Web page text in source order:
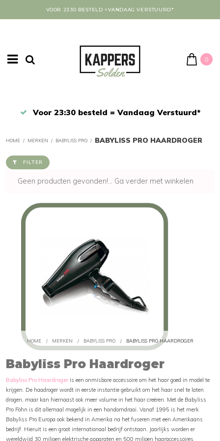
VOOR 23:30 BESTELD =VANDAAG VERSTUURD*
0
Afrekenen in een veilige omgeving
HOME / MERKEN / BABYLISS PRO / BABYLISS PRO HAARDROGER
FILTER
Geen producten gevonden!... Ga verder met winkelen
HOME / MERKEN / BABYLISS PRO / BABYLISS PRO HAARDROGER
Babyliss Pro Haardroger
Babyliss Pro Haardroger is een onmisbare accessoire om het haar goed in model te
krijgen. De haadroger wordt in eerste instantie gebruikt om het haar snel te laten
drogen, maar kan hiernaast ook meer volume in het haar creëren. Met de Babyliss
Pro Föhn is dit allemaal mogelijk in een handomdraai. Vanaf 1995 is het merk
Babyliss Pro Europa ook bekend in Amerika na het fuseren met een Amerikaans
bedrijf. Hieruit is een groot internationaal bedrijf ontstaan. Jaarlijks worden er
wereldwijd 30 miljoen elektrische apparaten en 500 miljoen haaraccessoires